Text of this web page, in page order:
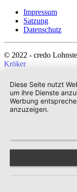
Impressum
Satzung
Datenschutz
© 2022 - credo
Kröker
Diese Seite nutzt
um ihre Dienste
Werbung
anzuzeigen.